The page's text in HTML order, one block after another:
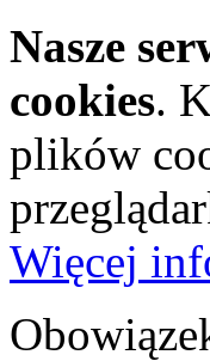
Nasze
cookies.
plików
Więcej